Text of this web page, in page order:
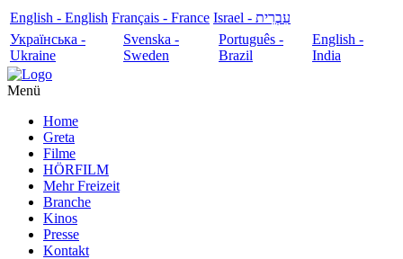
English - English Français - France
עִבְרִית - Israel
Українська -
Ukraine
Svenska -
Sweden
Português -
Brazil
English -
India
Menü
Home
Greta
Filme
HÖRFILM
Mehr Freizeit
Branche
Kinos
Presse
Kontakt